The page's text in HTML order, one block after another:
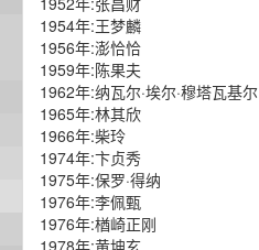
1954年:王梦麟
1956年:澎恰恰
1959年:陈果夫
1962年:纳瓦尔·埃尔·穆塔瓦基尔
1965年:林其欣
1966年:柴玲
1974年:卞贞秀
1975年:保罗·得纳
1976年:李佩甄
1976年:楢崎正刚
1978年:黄坤玄